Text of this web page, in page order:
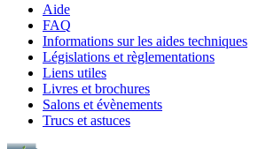
Aide
FAQ
Informations sur les aides techniques
Législations et règlementations
Liens utiles
Livres et brochures
Salons et évènements
Trucs et astuces